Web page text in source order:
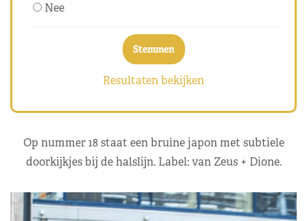
Nee
Resultaten bekijken
Op nummer 18 staat een bruine japon met subtiele
doorkijkjes bij de halslijn. Label: van Zeus + Dione.